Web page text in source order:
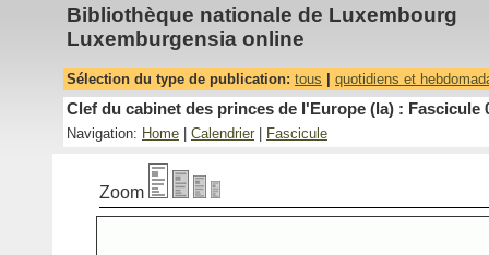
Bibliothèque nationale de Luxembourg
Luxemburgensia online
Sélection du type de publication: tous quotidiens et
Clef du cabinet des princes de l'Europe (la) : Fascicule
Navigation: Home Calendrier Fascicule
Zoom